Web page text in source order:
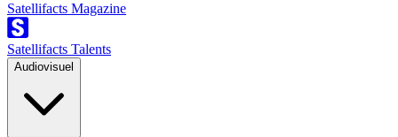
Satellifacts Magazine
Satellifacts Talents
Audiovisuel